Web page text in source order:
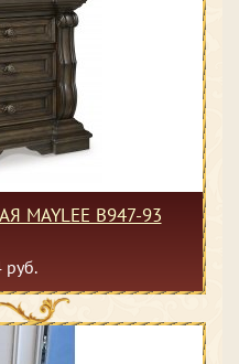
MAYLEE B947-93
руб.